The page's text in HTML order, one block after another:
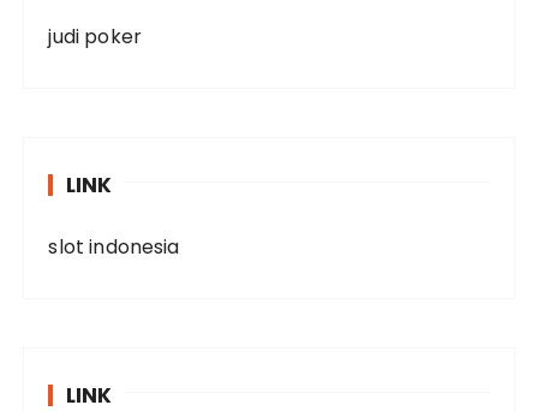
judi poker
LINK
slot indonesia
LINK